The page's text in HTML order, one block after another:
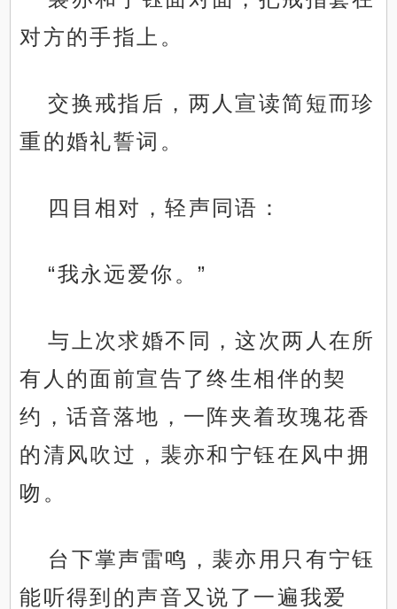
对方的手指上。
交换戒指后，两人宣读简短而珍
重的婚礼誓词。
四目相对，轻声同语：
“我永远爱你。”
与上次求婚不同，这次两人在所
有人的面前宣告了终生相伴的契
约，话音落地，一阵夹着玫瑰花香
的清风吹过，裴亦和宁钰在风中拥
吻。
台下掌声雷鸣，裴亦用只有宁钰
能听得到的声音又说了一遍我爱